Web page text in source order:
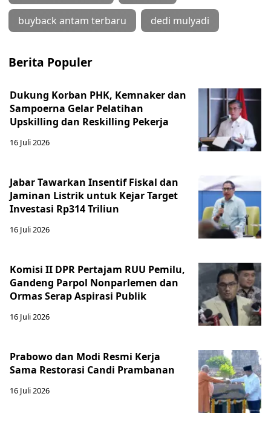
buyback antam terbaru dedi mulyadi
Berita Populer
Dukung Korban PHK, Kemnaker dan
Sampoerna Gelar Pelatihan
Upskilling dan Reskilling Pekerja
16 Juli 2026
Jabar Tawarkan Insentif Fiskal dan
Jaminan Listrik untuk Kejar Target
Investasi Rp314 Triliun
16 Juli 2026
Komisi II DPR Pertajam RUU Pemilu,
Gandeng Parpol Nonparlemen dan
Ormas Serap Aspirasi Publik
16 Juli 2026
Prabowo dan Modi Resmi Kerja
Sama Restorasi Candi Prambanan
16 Juli 2026